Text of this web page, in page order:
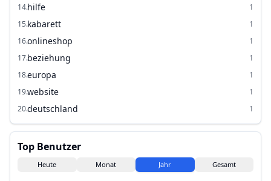
14.hilfe
1
15.kabarett
1
16.onlineshop
1
17.beziehung
1
18.europa
1
19.website
1
20.deutschland 1
Top Benutzer
Heute Monat Jahr Gesamt